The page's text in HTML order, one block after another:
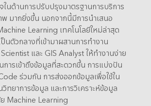
ในด้านการปรับปรุงมาตรฐานการบริการ
พ มากยิ่งขึ้น นอกจากนี้มีการนำเสนอ
Learning เทคโนโลยีใหม่ล่าสุด
นตัวกลางที่เข้ามาผสานการทำงาน
และ GIS Analyst ให้ทำงานง่าย
การเข้าถึงข้อมูลที่สะดวกขึ้น การแบ่งปัน
ร่วมกัน การส่งออกข้อมูลเพื่อใช้ใน
ทยาการข้อมูล และการวิเคราะห์ข้อมูล
Machine Learning